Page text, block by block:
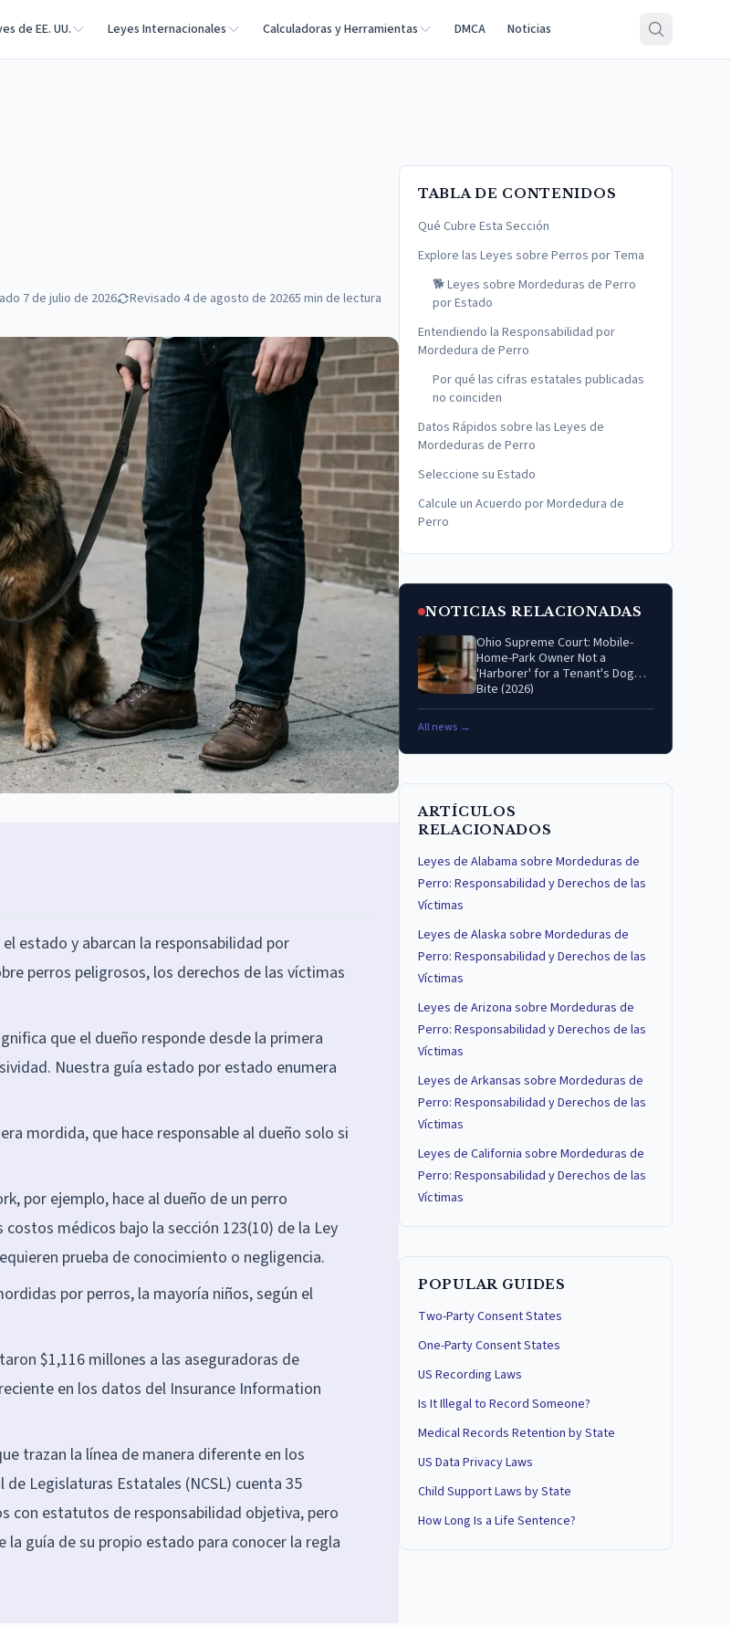
de EE. UU. Leyes Internacionales Calculadoras y Herramientas DMCA Noticias
7 de julio de 2026 Revisado 4 de agosto de 20265 min de lectura
estado y abarcan la responsabilidad por
perros peligrosos, los derechos de las víctimas
que el dueño responde desde la primera
Nuestra guía estado por estado enumera
mordida, que hace responsable al dueño solo si
por ejemplo, hace al dueño de un perro
médicos bajo la sección 123(10) de la Ley
prueba de conocimiento o negligencia.
por perros, la mayoría niños, según el
$1,116 millones a las aseguradoras de
en los datos del Insurance Information
trazan la línea de manera diferente en los
Legislaturas Estatales (NCSL) cuenta 35
con estatutos de responsabilidad objetiva, pero
guía de su propio estado para conocer la regla
TABLA DE CONTENIDOS
Qué Cubre Esta Sección
Explore las Leyes sobre Perros por Tema
🐕 Leyes sobre Mordeduras de Perro
por Estado
Entendiendo la Responsabilidad por
Mordedura de Perro
Por qué las cifras estatales publicadas
no coinciden
Datos Rápidos sobre las Leyes de
Mordeduras de Perro
Seleccione su Estado
Calcule un Acuerdo por Mordedura de
Perro
NOTICIAS RELACIONADAS
Ohio Supreme Court: Mobile-
Home-Park Owner Not a
'Harborer' for a Tenant's Dog
Bite (2026)
All news →
ARTÍCULOS
RELACIONADOS
Leyes de Alabama sobre Mordeduras de
Perro: Responsabilidad y Derechos de las
Víctimas
Leyes de Alaska sobre Mordeduras de
Perro: Responsabilidad y Derechos de las
Víctimas
Leyes de Arizona sobre Mordeduras de
Perro: Responsabilidad y Derechos de las
Víctimas
Leyes de Arkansas sobre Mordeduras de
Perro: Responsabilidad y Derechos de las
Víctimas
Leyes de California sobre Mordeduras de
Perro: Responsabilidad y Derechos de las
Víctimas
POPULAR GUIDES
Two-Party Consent States
One-Party Consent States
US Recording Laws
Is It Illegal to Record Someone?
Medical Records Retention by State
US Data Privacy Laws
Child Support Laws by State
How Long Is a Life Sentence?